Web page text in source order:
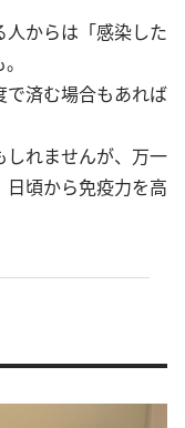
人からは「感染した
で済む場合もあれば
れませんが、万一
頃から免疫力を高